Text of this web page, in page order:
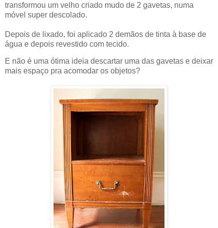
transformou um velho criado mudo de 2 gavetas, numa
móvel super descolado.
Depois de lixado, foi aplicado 2 demãos de tinta à base de
água e depois revestido com tecido.
E não é uma ótima ideia descartar uma das gavetas e deixar
mais espaço pra acomodar os objetos?